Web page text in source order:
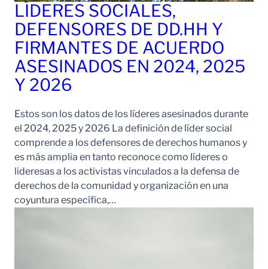
LÍDERES SOCIALES,
DEFENSORES DE DD.HH Y
FIRMANTES DE ACUERDO
ASESINADOS EN 2024, 2025
Y 2026
Estos son los datos de los líderes asesinados durante
el 2024, 2025 y 2026 La definición de líder social
comprende a los defensores de derechos humanos y
es más amplia en tanto reconoce como líderes o
lideresas a los activistas vinculados a la defensa de
derechos de la comunidad y organización en una
coyuntura específica,…